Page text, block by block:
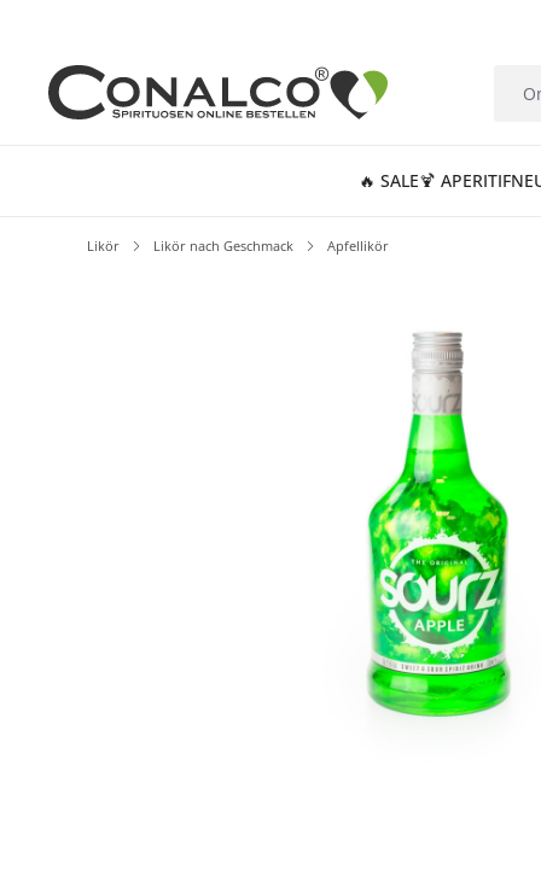
🔥 SALE🍹 APERITIF
Likör Likör nach Geschmack Apfellikör